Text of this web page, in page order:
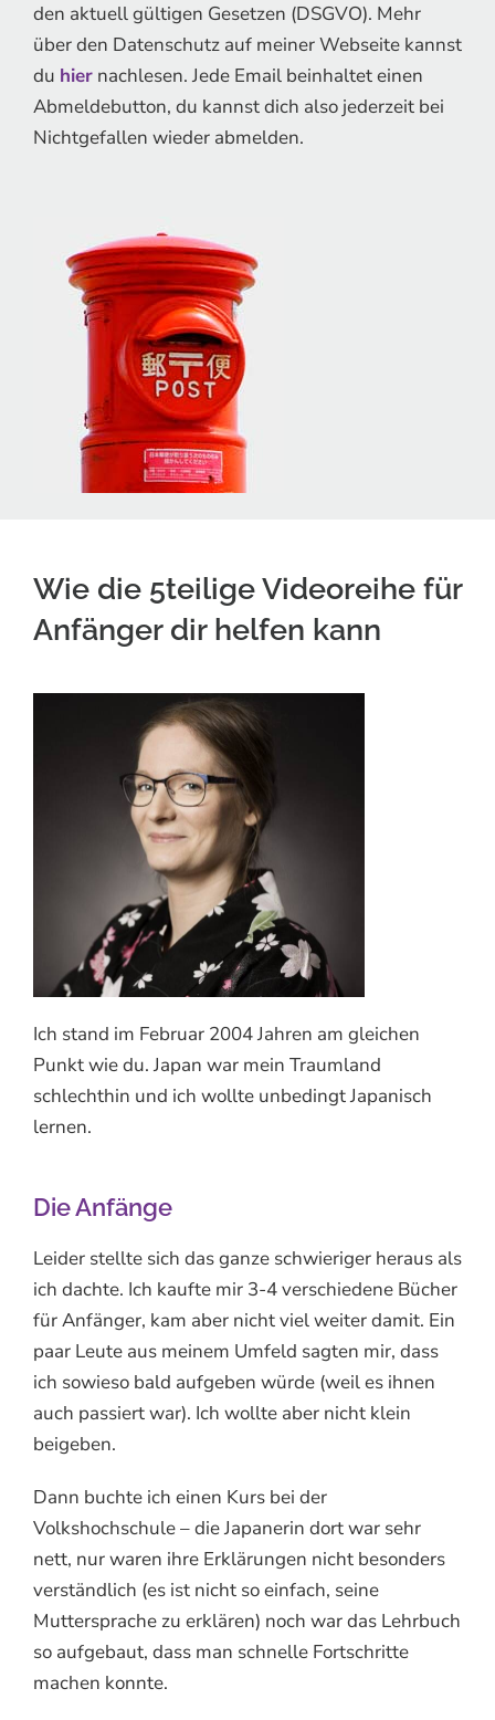
den aktuell gültigen Gesetzen (DSGVO). Mehr
über den Datenschutz auf meiner Webseite kannst
du hiernachlesen. Jede Email beinhaltet einen
Abmeldebutton, du kannst dich also jederzeit bei
Nichtgefallen wieder abmelden.
Wie die 5teilige Videoreihe für
Anfänger dir helfen kann
Ich stand im Februar 2004 Jahren am gleichen
Punkt wie du. Japan war mein Traumland
schlechthin und ich wollte unbedingt Japanisch
lernen.
Die Anfänge
Leider stellte sich das ganze schwieriger heraus als
ich dachte. Ich kaufte mir 3-4 verschiedene Bücher
für Anfänger, kam aber nicht viel weiter damit. Ein
paar Leute aus meinem Umfeld sagten mir, dass
ich sowieso bald aufgeben würde (weil es ihnen
auch passiert war). Ich wollte aber nicht klein
beigeben.
Dann buchte ich einen Kurs bei der
Volkshochschule – die Japanerin dort war sehr
nett, nur waren ihre Erklärungen nicht besonders
verständlich (es ist nicht so einfach, seine
Muttersprache zu erklären) noch war das Lehrbuch
so aufgebaut, dass man schnelle Fortschritte
machen konnte.